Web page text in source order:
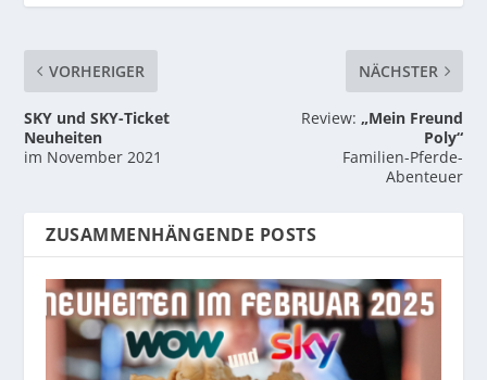
VORHERIGER
SKY und SKY-Ticket
Neuheiten
im November 2021
NÄCHSTER
Review: „Mein Freund
Poly“
Familien-Pferde-
Abenteuer
ZUSAMMENHÄNGENDE POSTS